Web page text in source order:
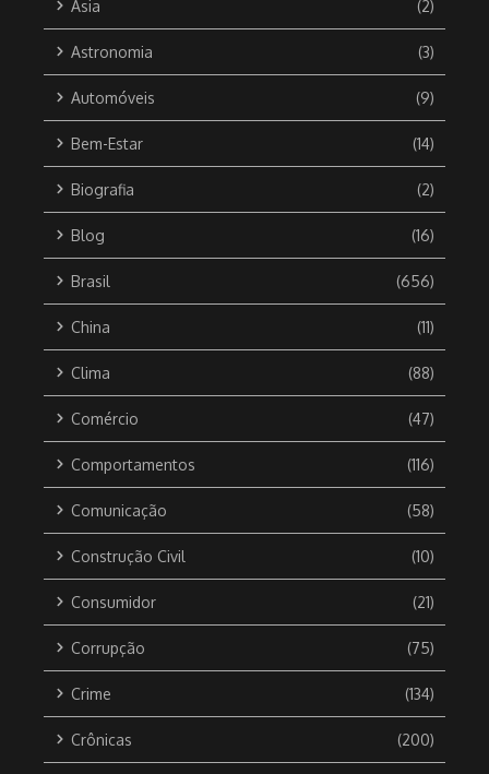
Ásia (2)
Astronomia (3)
Automóveis (9)
Bem-Estar (14)
Biografia (2)
Blog (16)
Brasil (656)
China (11)
Clima (88)
Comércio (47)
Comportamentos (116)
Comunicação (58)
Construção Civil (10)
Consumidor (21)
Corrupção (75)
Crime (134)
Crônicas (200)